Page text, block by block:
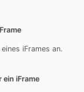
iFrames an.
iFrame